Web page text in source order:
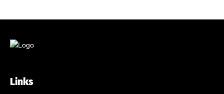
Links